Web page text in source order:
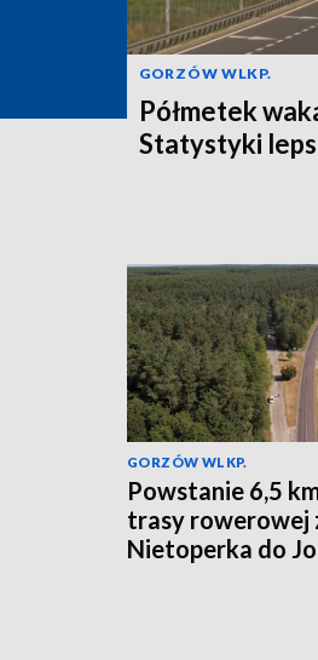
GORZÓW WLKP.
Półmetek
Statystyki
GORZÓW WLKP.
Powstanie 6,5
trasy rowerowej
Nietoperka do